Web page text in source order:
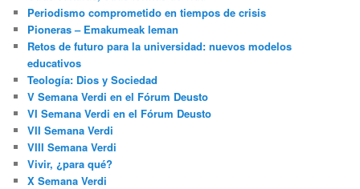
Periodismo comprometido en tiempos de crisis
Pioneras – Emakumeak leman
Retos de futuro para la universidad: nuevos modelos
educativos
Teología: Dios y Sociedad
V Semana Verdi en el Fórum Deusto
VI Semana Verdi en el Fórum Deusto
VII Semana Verdi
VIII Semana Verdi
Vivir, ¿para qué?
X Semana Verdi